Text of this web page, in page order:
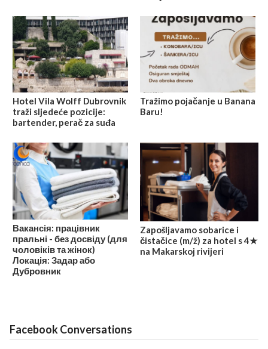
Hotel Vila Wolff Dubrovnik
traži sljedeće pozicije:
bartender, perač za suđa
Tražimo pojačanje u Banana
Baru!
Вакансія: працівник
пральні - без досвіду (для
чоловіків та жінок)
Локація: Задар або
Дубровник
Zapošljavamo sobarice i
čistačice (m/ž) za hotel s 4★
na Makarskoj rivijeri
Facebook Conversations